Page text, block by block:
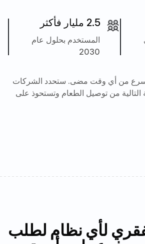
2.5 مليار فأكثر
المستخدم بحلول عام
2030
أسرع من أي وقت مضى. ستحدد الشركات
التالية من توصيل الطعام وتستحوذ على
لأي نظام لطلب